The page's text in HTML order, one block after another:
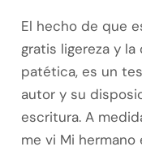
El hecho de que
gratis ligereza y
patética, es un
autor y su
escritura. A
me vi Mi hermano